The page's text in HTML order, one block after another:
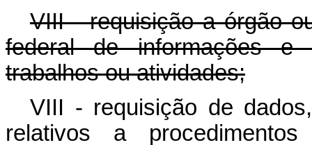
VIII - requisição a órgão
federal de informações e
trabalhos ou atividades;
VIII - requisição de
relativos a